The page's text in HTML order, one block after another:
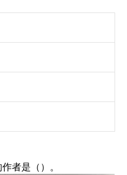
者是（）。